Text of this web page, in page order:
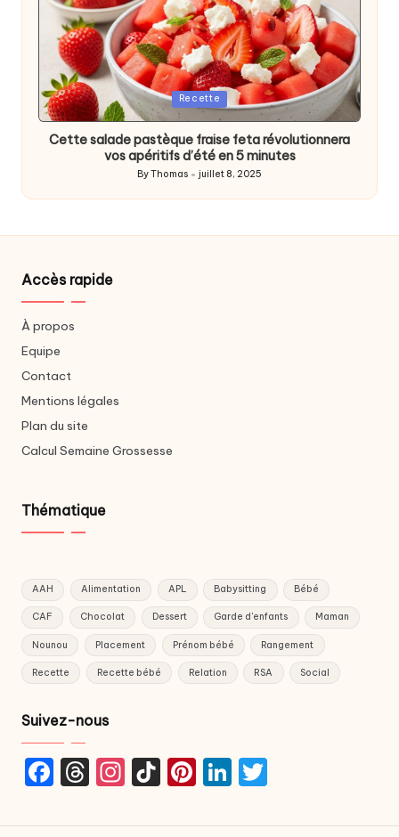
Posted
in
Recette
Cette salade pastèque fraise feta révolutionnera
vos apéritifs d’été en 5 minutes
Posted
by
ByThomas juillet 8, 2025
Accès rapide
À propos
Equipe
Contact
Mentions légales
Plan du site
Calcul Semaine Grossesse
Thématique
AAH Alimentation APL Babysitting Bébé
CAF Chocolat Dessert Garde d'enfants Maman
Nounou Placement Prénom bébé Rangement
Recette Recette bébé Relation RSA Social
Suivez-nous
F
c
T
e
In
a
Ti
T
Pi
er
Li
k it